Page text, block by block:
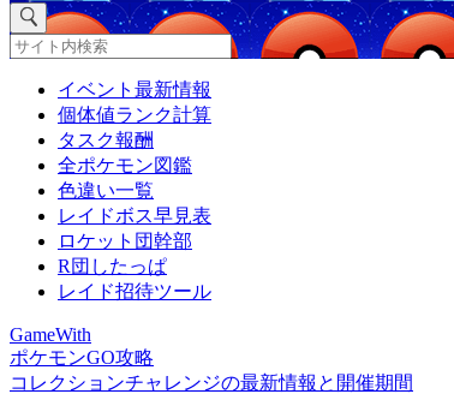
イベント最新情報
個体値ランク計算
タスク報酬
全ポケモン図鑑
色違い一覧
レイドボス早見表
ロケット団幹部
R団したっぱ
レイド招待ツール
GameWith
ポケモンGO攻略
コレクションチャレンジの最新情報と開催期間